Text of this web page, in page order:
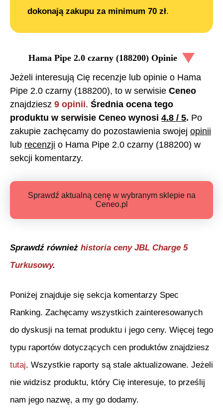
dokonają zakupu za minimum 70 zł.
Hama Pipe 2.0 czarny (188200) Opinie
Jeżeli interesują Cię recenzje lub opinie o Hama
Pipe 2.0 czarny (188200), to w serwisie Ceneo
znajdziesz 9 opinii. Średnia ocena tego
produktu w serwisie Ceneo wynosi 4.8 / 5. Po
zakupie zachęcamy do pozostawienia swojej opinii
lub recenzji o Hama Pipe 2.0 czarny (188200) w
sekcji komentarzy.
Sprawdź aktualną cenę w wybranym sklepie na
Ceneo.pl
Sprawdź również historia ceny JBL Charge 5
Turkusowy.
Poniżej znajduje się sekcja komentarzy Spec
Ranking. Zachęcamy wszystkich zainteresowanych
do dyskusji na temat produktu i jego ceny. Więcej tego
typu raportów dotyczących cen produktów znajdziesz
tutaj. Wszystkie raporty są stale aktualizowane. Jeżeli
nie widzisz produktu, który Cię interesuje, to prześlij
nam jego nazwę, a my go dodamy.